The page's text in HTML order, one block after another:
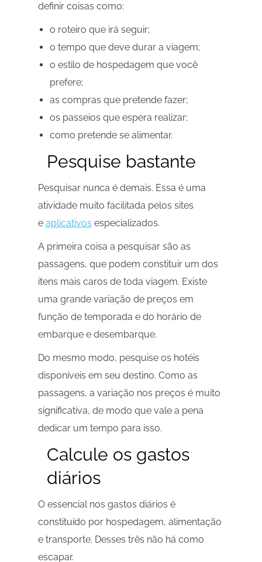
definir coisas como:
o roteiro que irá seguir;
o tempo que deve durar a viagem;
o estilo de hospedagem que você
prefere;
as compras que pretende fazer;
os passeios que espera realizar;
como pretende se alimentar.
Pesquise bastante
Pesquisar nunca é demais. Essa é uma
atividade muito facilitada pelos sites
e aplicativos especializados.
A primeira coisa a pesquisar são as
passagens, que podem constituir um dos
itens mais caros de toda viagem. Existe
uma grande variação de preços em
função de temporada e do horário de
embarque e desembarque.
Do mesmo modo, pesquise os hotéis
disponíveis em seu destino. Como as
passagens, a variação nos preços é muito
significativa, de modo que vale a pena
dedicar um tempo para isso.
Calcule os gastos
diários
O essencial nos gastos diários é
constituído por hospedagem, alimentação
e transporte. Desses três não há como
escapar.